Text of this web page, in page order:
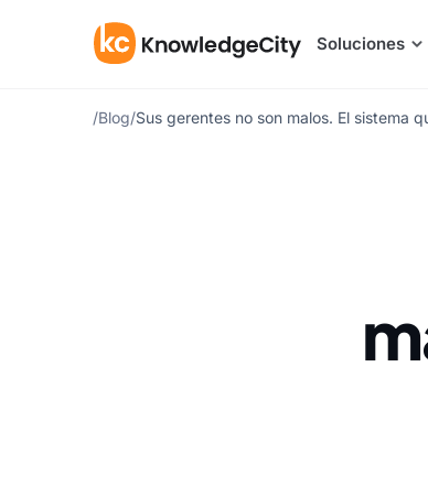
Soluciones
/Blog/Sus gerentes no son malos. El sistema